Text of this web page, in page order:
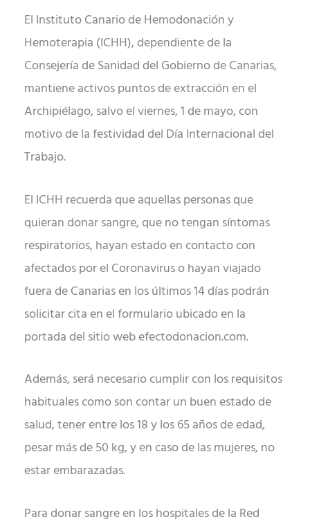
El Instituto Canario de Hemodonación y
Hemoterapia (ICHH), dependiente de la
Consejería de Sanidad del Gobierno de Canarias,
mantiene activos puntos de extracción en el
Archipiélago, salvo el viernes, 1 de mayo, con
motivo de la festividad del Día Internacional del
Trabajo.
El ICHH recuerda que aquellas personas que
quieran donar sangre, que no tengan síntomas
respiratorios, hayan estado en contacto con
afectados por el Coronavirus o hayan viajado
fuera de Canarias en los últimos 14 días podrán
solicitar cita en el formulario ubicado en la
portada del sitio web efectodonacion.com.
Además, será necesario cumplir con los requisitos
habituales como son contar un buen estado de
salud, tener entre los 18 y los 65 años de edad,
pesar más de 50 kg, y en caso de las mujeres, no
estar embarazadas.
Para donar sangre en los hospitales de la Red